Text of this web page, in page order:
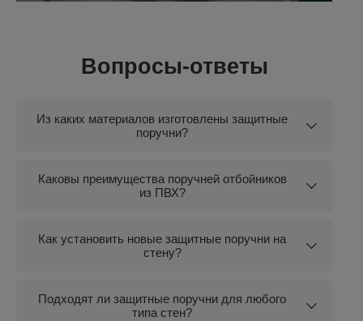
Вопросы-ответы
Из каких материалов изготовлены защитные
поручни?
Каковы преимущества поручней отбойников
из ПВХ?
Как установить новые защитные поручни на
стену?
Подходят ли защитные поручни для любого
типа стен?